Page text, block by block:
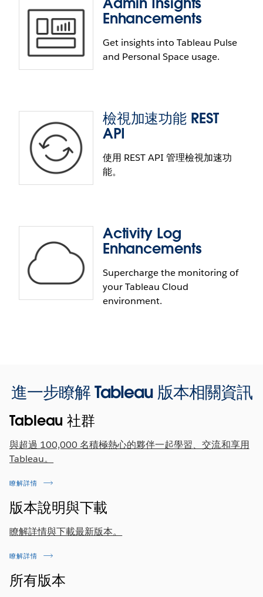
擷取設定 UI 增強功能
過增強的對話方塊讓管理員可更全面地掌握情形，並
獲得更深入的見解。
Enhancements
Get insights into Tableau Pulse
and Personal Space usage.
Admin Insights Enhancements
Keep your finger on the pulse of Pulse usage with
the Admin Insights data sources. Pulse usage data
is now available in Site Content, Subscriptions, and
sources.
檢視加速功能 REST
API
使用 REST API 管理檢視加速功
能。
檢視加速功能 REST API
使用 REST API 管理檢視加速功能。現在您可使用 API
來開啟與關閉檢視加速功能、設定資料最新狀態政
策，並取得加速狀態更新。
Activity Log
Enhancements
Supercharge the monitoring of
your Tableau Cloud
environment.
Supercharge the monitoring of your Tableau Cloud
environment. Now, Activity Log captures over 200
types of usage events --including Tableau Pulse
activity!
進一步瞭解 Tableau 版本相關資訊
Tableau 社群
與超過 100,000 名積極熱心的夥伴一起學習、交流和享用
Tableau。
瞭解詳情
版本說明與下載
瞭解詳情與下載最新版本。
瞭解詳情
所有版本